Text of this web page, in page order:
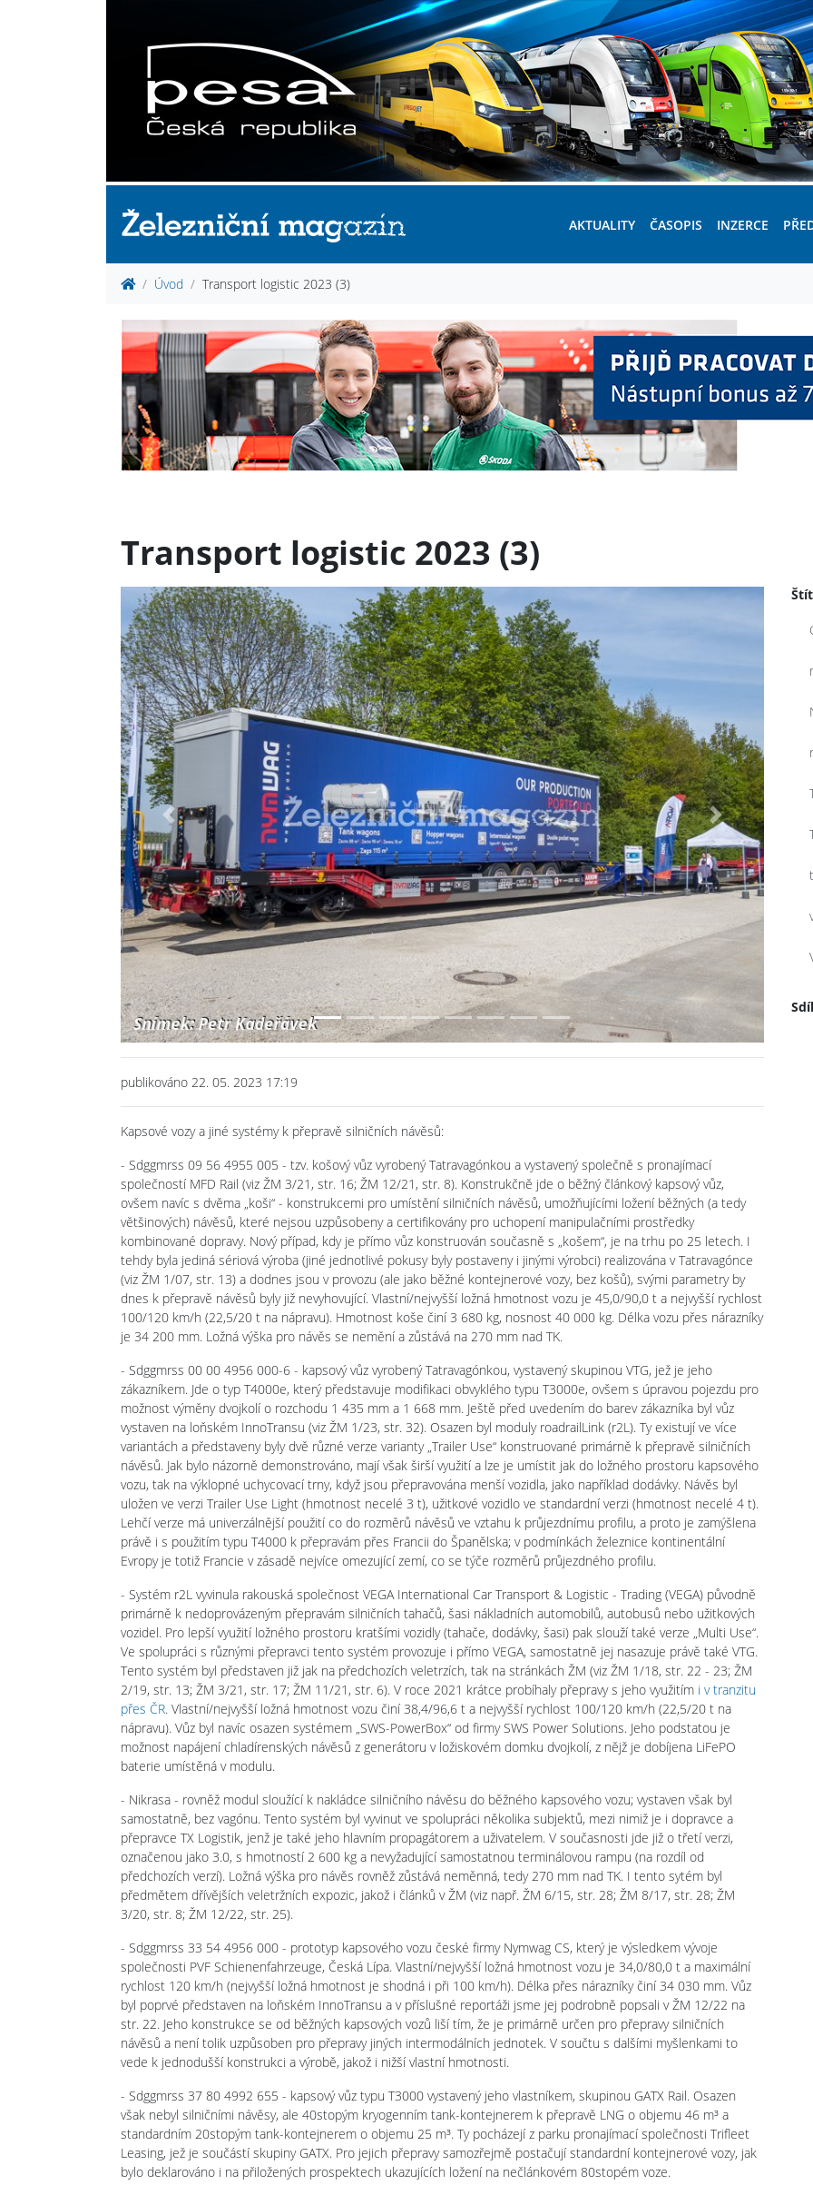
AKTUALITY ČASOPIS INZERCE
Úvod Transport logistic 2023 (3)
Transport logistic 2023 (3)
Previous Next
publikováno 22. 05. 2023 17:19
Kapsové vozy a jiné systémy k přepravě silničních návěsů:
- Sdggmrss 09 56 4955 005 - tzv. košový vůz vyrobený Tatravagónkou a vystavený společně s pronajímací
společností MFD Rail (viz ŽM 3/21, str. 16; ŽM 12/21, str. 8). Konstrukčně jde o běžný článkový kapsový vůz,
ovšem navíc s dvěma „koši“ - konstrukcemi pro umístění silničních návěsů, umožňujícími ložení běžných (a tedy
většinových) návěsů, které nejsou uzpůsobeny a certifikovány pro uchopení manipulačními prostředky
kombinované dopravy. Nový případ, kdy je přímo vůz konstruován současně s „košem“, je na trhu po 25 letech. I
tehdy byla jediná sériová výroba (jiné jednotlivé pokusy byly postaveny i jinými výrobci) realizována v Tatravagónce
(viz ŽM 1/07, str. 13) a dodnes jsou v provozu (ale jako běžné kontejnerové vozy, bez košů), svými parametry by
dnes k přepravě návěsů byly již nevyhovující. Vlastní/nejvyšší ložná hmotnost vozu je 45,0/90,0 t a nejvyšší rychlost
100/120 km/h (22,5/20 t na nápravu). Hmotnost koše činí 3 680 kg, nosnost 40 000 kg. Délka vozu přes nárazníky
je 34 200 mm. Ložná výška pro návěs se nemění a zůstává na 270 mm nad TK.
- Sdggmrss 00 00 4956 000-6 - kapsový vůz vyrobený Tatravagónkou, vystavený skupinou VTG, jež je jeho
zákazníkem. Jde o typ T4000e, který představuje modifikaci obvyklého typu T3000e, ovšem s úpravou pojezdu pro
možnost výměny dvojkolí o rozchodu 1 435 mm a 1 668 mm. Ještě před uvedením do barev zákazníka byl vůz
vystaven na loňském InnoTransu (viz ŽM 1/23, str. 32). Osazen byl moduly roadrailLink (r2L). Ty existují ve více
variantách a představeny byly dvě různé verze varianty „Trailer Use“ konstruované primárně k přepravě silničních
návěsů. Jak bylo názorně demonstrováno, mají však širší využití a lze je umístit jak do ložného prostoru kapsového
vozu, tak na výklopné uchycovací trny, když jsou přepravována menší vozidla, jako například dodávky. Návěs byl
uložen ve verzi Trailer Use Light (hmotnost necelé 3 t), užitkové vozidlo ve standardní verzi (hmotnost necelé 4 t).
Lehčí verze má univerzálnější použití co do rozměrů návěsů ve vztahu k průjezdnímu profilu, a proto je zamýšlena
právě i s použitím typu T4000 k přepravám přes Francii do Španělska; v podmínkách železnice kontinentální
Evropy je totiž Francie v zásadě nejvíce omezující zemí, co se týče rozměrů průjezdného profilu.
- Systém r2L vyvinula rakouská společnost VEGA International Car Transport & Logistic - Trading (VEGA) původně
primárně k nedoprovázeným přepravám silničních tahačů, šasi nákladních automobilů, autobusů nebo užitkových
vozidel. Pro lepší využití ložného prostoru kratšími vozidly (tahače, dodávky, šasi) pak slouží také verze „Multi Use“.
Ve spolupráci s různými přepravci tento systém provozuje i přímo VEGA, samostatně jej nasazuje právě také VTG.
Tento systém byl představen již jak na předchozích veletrzích, tak na stránkách ŽM (viz ŽM 1/18, str. 22 - 23; ŽM
2/19, str. 13; ŽM 3/21, str. 17; ŽM 11/21, str. 6). V roce 2021 krátce probíhaly přepravy s jeho využitím i v tranzitu
přes ČR. Vlastní/nejvyšší ložná hmotnost vozu činí 38,4/96,6 t a nejvyšší rychlost 100/120 km/h (22,5/20 t na
nápravu). Vůz byl navíc osazen systémem „SWS-PowerBox“ od firmy SWS Power Solutions. Jeho podstatou je
možnost napájení chladírenských návěsů z generátoru v ložiskovém domku dvojkolí, z nějž je dobíjena LiFePO
baterie umístěná v modulu.
- Nikrasa - rovněž modul sloužící k nakládce silničního návěsu do běžného kapsového vozu; vystaven však byl
samostatně, bez vagónu. Tento systém byl vyvinut ve spolupráci několika subjektů, mezi nimiž je i dopravce a
přepravce TX Logistik, jenž je také jeho hlavním propagátorem a uživatelem. V současnosti jde již o třetí verzi,
označenou jako 3.0, s hmotností 2 600 kg a nevyžadující samostatnou terminálovou rampu (na rozdíl od
předchozích verzí). Ložná výška pro návěs rovněž zůstává neměnná, tedy 270 mm nad TK. I tento sytém byl
předmětem dřívějších veletržních expozic, jakož i článků v ŽM (viz např. ŽM 6/15, str. 28; ŽM 8/17, str. 28; ŽM
3/20, str. 8; ŽM 12/22, str. 25).
- Sdggmrss 33 54 4956 000 - prototyp kapsového vozu české firmy Nymwag CS, který je výsledkem vývoje
společnosti PVF Schienenfahrzeuge, Česká Lípa. Vlastní/nejvyšší ložná hmotnost vozu je 34,0/80,0 t a maximální
rychlost 120 km/h (nejvyšší ložná hmotnost je shodná i při 100 km/h). Délka přes nárazníky činí 34 030 mm. Vůz
byl poprvé představen na loňském InnoTransu a v příslušné reportáži jsme jej podrobně popsali v ŽM 12/22 na
str. 22. Jeho konstrukce se od běžných kapsových vozů liší tím, že je primárně určen pro přepravy silničních
návěsů a není tolik uzpůsoben pro přepravy jiných intermodálních jednotek. V součtu s dalšími myšlenkami to
vede k jednodušší konstrukci a výrobě, jakož i nižší vlastní hmotnosti.
- Sdggmrss 37 80 4992 655 - kapsový vůz typu T3000 vystavený jeho vlastníkem, skupinou GATX Rail. Osazen
však nebyl silničními návěsy, ale 40stopým kryogenním tank-kontejnerem k přepravě LNG o objemu 46 m³ a
standardním 20stopým tank-kontejnerem o objemu 25 m³. Ty pocházejí z parku pronajímací společnosti Trifleet
Leasing, jež je součástí skupiny GATX. Pro jejich přepravy samozřejmě postačují standardní kontejnerové vozy, jak
bylo deklarováno i na přiložených prospektech ukazujících ložení na nečlánkovém 80stopém voze.